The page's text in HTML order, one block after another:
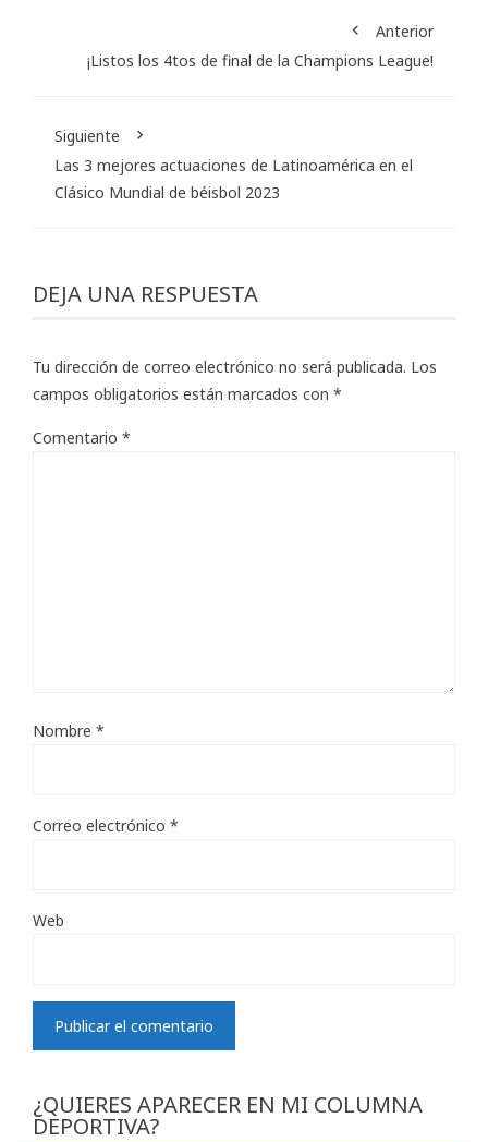
Anterior
¡Listos los 4tos de final de la Champions League!
Siguiente
Las 3 mejores actuaciones de Latinoamérica en el
Clásico Mundial de béisbol 2023
DEJA UNA RESPUESTA
Tu dirección de correo electrónico no será publicada. Los
campos obligatorios están marcados con *
Comentario *
Nombre *
Correo electrónico *
Web
¿QUIERES APARECER EN MI COLUMNA
DEPORTIVA?